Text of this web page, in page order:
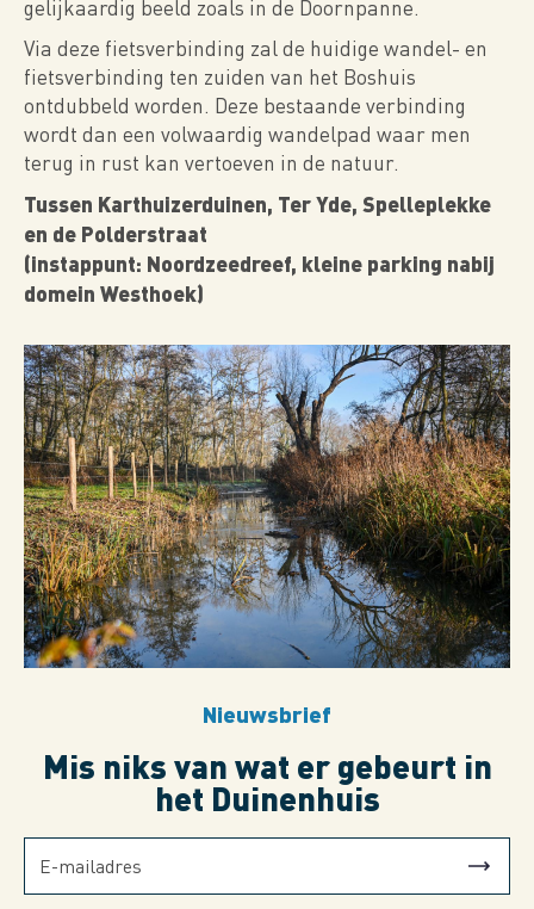
gelijkaardig beeld zoals in de Doornpanne.
Via deze fietsverbinding zal de huidige wandel- en
fietsverbinding ten zuiden van het Boshuis
ontdubbeld worden. Deze bestaande verbinding
wordt dan een volwaardig wandelpad waar men
terug in rust kan vertoeven in de natuur.
Tussen Karthuizerduinen, Ter Yde, Spelleplekke
en de Polderstraat
(instappunt: Noordzeedreef, kleine parking nabij
domein Westhoek)
Nieuwsbrief
Mis niks van wat er gebeurt in
het Duinenhuis